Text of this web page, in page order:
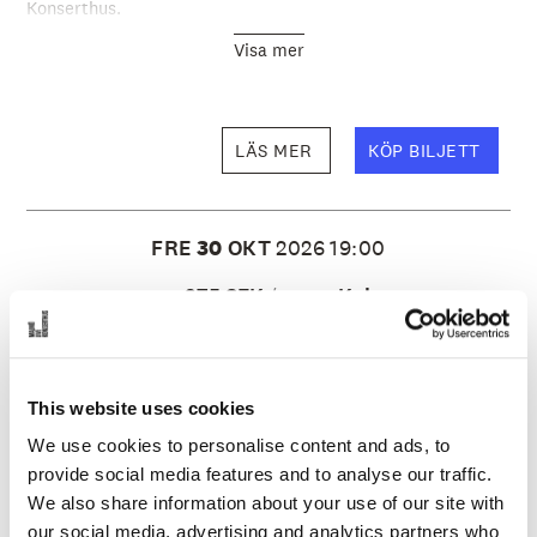
This website uses cookies
We use cookies to personalise content and ads, to
provide social media features and to analyse our traffic.
We also share information about your use of our site with
our social media, advertising and analytics partners who
Konserthus.
Visa mer
KÖP BILJETT
LÄS MER
FRE 30 OKT202619:00
275 SEK Kuben
berättelser som berör och underhåller. Hans unika
publiksnack gör varje kväll levande – där publiken inte bara
tittar, utan blir en del av själva föreställningen.
Visa mer